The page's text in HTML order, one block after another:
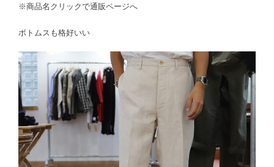
※商品名クリックで通販ページへ
ボトムスも格好いい